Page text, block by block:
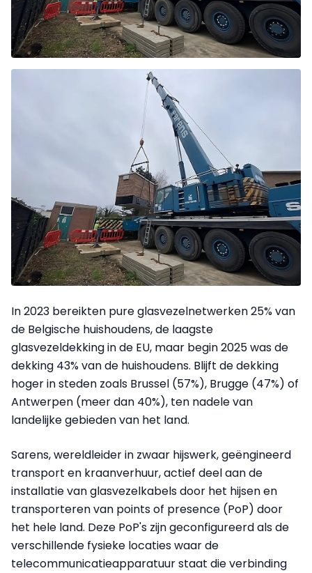
In 2023 bereikten pure glasvezelnetwerken 25% van
de Belgische huishoudens, de laagste
glasvezeldekking in de EU, maar begin 2025 was de
dekking 43% van de huishoudens. Blijft de dekking
hoger in steden zoals Brussel (57%), Brugge (47%) of
Antwerpen (meer dan 40%), ten nadele van
landelijke gebieden van het land.
Sarens, wereldleider in zwaar hijswerk, geëngineerd
transport en kraanverhuur, actief deel aan de
installatie van glasvezelkabels door het hijsen en
transporteren van points of presence (PoP) door
het hele land. Deze PoP's zijn geconfigureerd als de
verschillende fysieke locaties waar de
telecommunicatieapparatuur staat die verbinding